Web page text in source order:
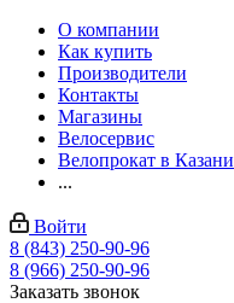
О компании
Как купить
Производители
Контакты
Магазины
Велосервис
Велопрокат в Казани
...
Войти
8 (843) 250-90-96
8 (966) 250-90-96
Заказать звонок